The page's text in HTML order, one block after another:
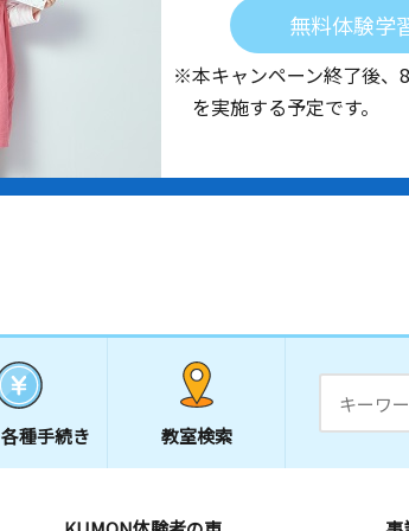
無料体験学
※本キャンペーン終了後、
を実施する予定です。
各種手続き 教室検索